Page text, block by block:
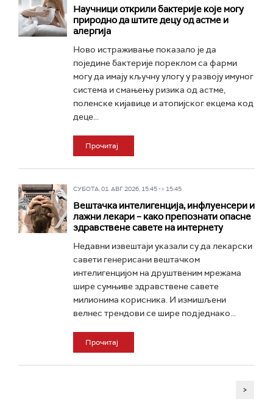
Научници открили бактерије које могу
природно да штите децу од астме и
алергија
Ново истраживање показало је да
поједине бактерије пореклом са фарми
могу да имају кључну улогу у развоју имуног
система и смањењу ризика од астме,
поленске кијавице и атопијског екцема код
деце...
Прочитај
СУБОТА, 01. АВГ 2026, 15:45 -> 15:45
Вештачка интелигенција, инфлуенсери и
лажни лекари – како препознати опасне
здравствене савете на интернету
Недавни извештаји указали су да лекарски
савети генерисани вештачком
интелигенцијом на друштвеним мрежама
шире сумњиве здравствене савете
милионима корисника. И измишљени
велнес трендови се шире подједнако...
Прочитај
>